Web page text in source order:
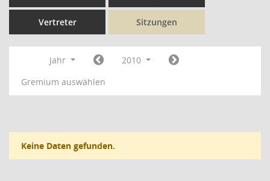
Vertreter Sitzungen
Jahr
2010
Gremium auswählen
Keine Daten gefunden.